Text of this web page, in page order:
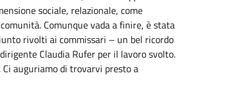
sociale, relazionale, come
Comunque vada a finire, è stata
rivolti ai commissari – un bel ricordo
Claudia Rufer per il lavoro svolto.
auguriamo di trovarvi presto a